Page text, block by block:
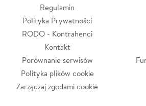
Regulamin
Polityka Prywatności
RODO - Kontrahenci
Kontakt
Porównanie serwisów
Polityka plików cookie
Zarządzaj zgodami cookie